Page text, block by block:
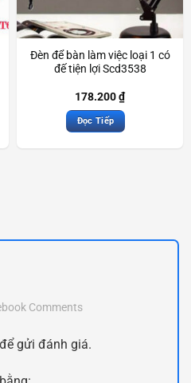
Đèn để bàn làm việc loại 1 có
đế tiện lợi Scd3538
178.200₫
Đọc Tiếp
Comments
để gửi đánh giá.